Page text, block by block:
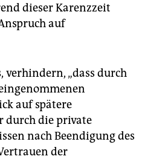
dieser Karenzzeit
auf
verhindern, „dass durch
auf spätere
durch die private
nach Beendigung des
der